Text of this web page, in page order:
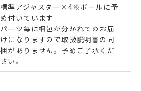
標準アジャスター×4※ポールに予
め付いています
パーツ毎に梱包が分かれてのお届
けになりますので取扱説明書の同
梱がありません。予めご了承くだ
さい。